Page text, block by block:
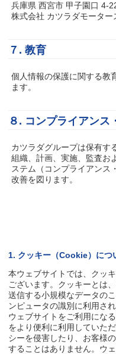
兵庫県 西宮市 甲子園口 4-
株式会社 カツラダモータ
７. 教育
個人情報の保護に関する教
ます。
８. コンプライアンス
カツラダグループは保有す
組織、計画、実施、監査お
ステム（コンプライアンス
改善を図ります。
1. クッキー（Cookie）につ
本ウェブサイトでは、クッ
ございます。クッキーとは
送信する小規模なデータの
ンピュータの識別に利用さ
ウェブサイトをご利用にな
をより便利に利用していた
シーを侵害したり、お客様
することはありません。ウ